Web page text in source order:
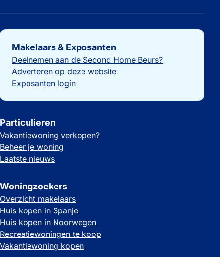
Belangrijke links
Makelaars & Exposanten
Deelnemen aan de Second Home Beurs?
Adverteren op deze website
Exposanten login
Particulieren
Vakantiewoning verkopen?
Beheer je woning
Laatste nieuws
Woningzoekers
Overzicht makelaars
Huis kopen in Spanje
Huis kopen in Noorwegen
Recreatiewoningen te koop
Vakantiewoning kopen